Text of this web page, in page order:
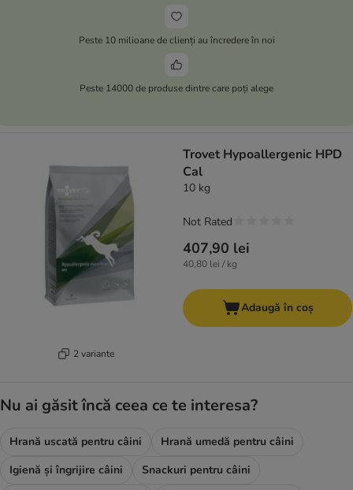
Peste 10 milioane de clienți au încredere în noi
Peste 14000 de produse dintre care poți alege
2 variante
Trovet Hypoallergenic HPD
Cal
10 kg
407,90 lei
40,80 lei / kg
Not Rated
Adaugă în coș
Nu ai găsit încă ceea ce te interesa?
Hrană uscată pentru câini
Hrană umedă pentru câini
Igienă și îngrijire câini
Snackuri pentru câini